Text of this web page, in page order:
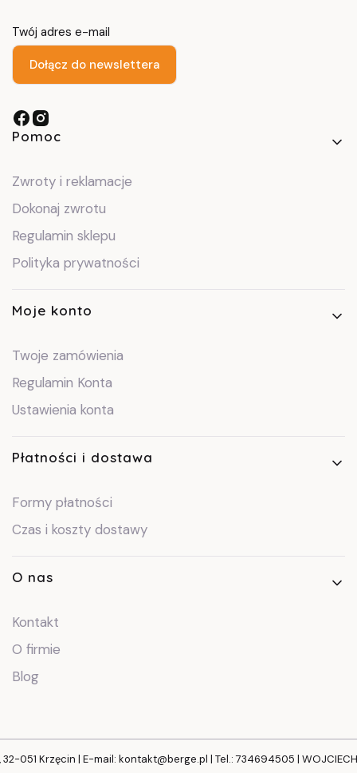
Twój adres e-mail
Dołącz do newslettera
Linki w stopce
Pomoc
Zwroty i reklamacje
Dokonaj zwrotu
Regulamin sklepu
Polityka prywatności
Moje konto
Twoje zamówienia
Regulamin Konta
Ustawienia konta
Płatności i dostawa
Formy płatności
Czas i koszty dostawy
O nas
Kontakt
O firmie
Blog
051 Krzęcin | E-mail: kontakt@berge.pl | Tel.: 734694505 | WOJCIECH